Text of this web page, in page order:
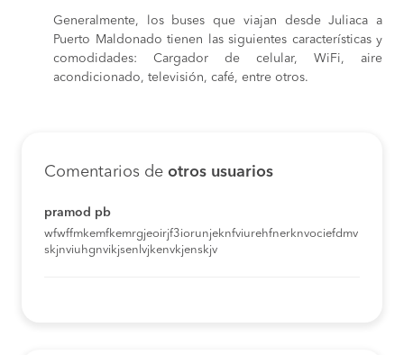
Generalmente, los buses que viajan desde Juliaca a
Puerto Maldonado tienen las siguientes características y
comodidades: Cargador de celular, WiFi, aire
acondicionado, televisión, café, entre otros.
Comentarios de otros usuarios
pramod pb
wfwffmkemfkemrgjeoirjf3iorunjeknfviurehfnerknvociefdmv
skjnviuhgnvikjsenlvjkenvkjenskjv